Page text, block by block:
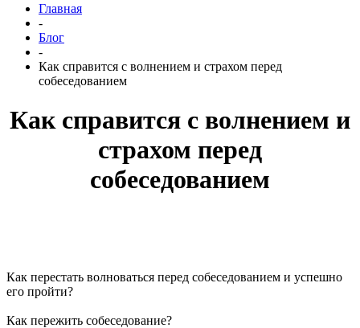
Главная
-
Блог
-
Как справится с волнением и страхом перед
собеседованием
Как справится с волнением и
страхом перед
собеседованием
Как перестать волноваться перед собеседованием и успешно
его пройти?
Как пережить собеседование?